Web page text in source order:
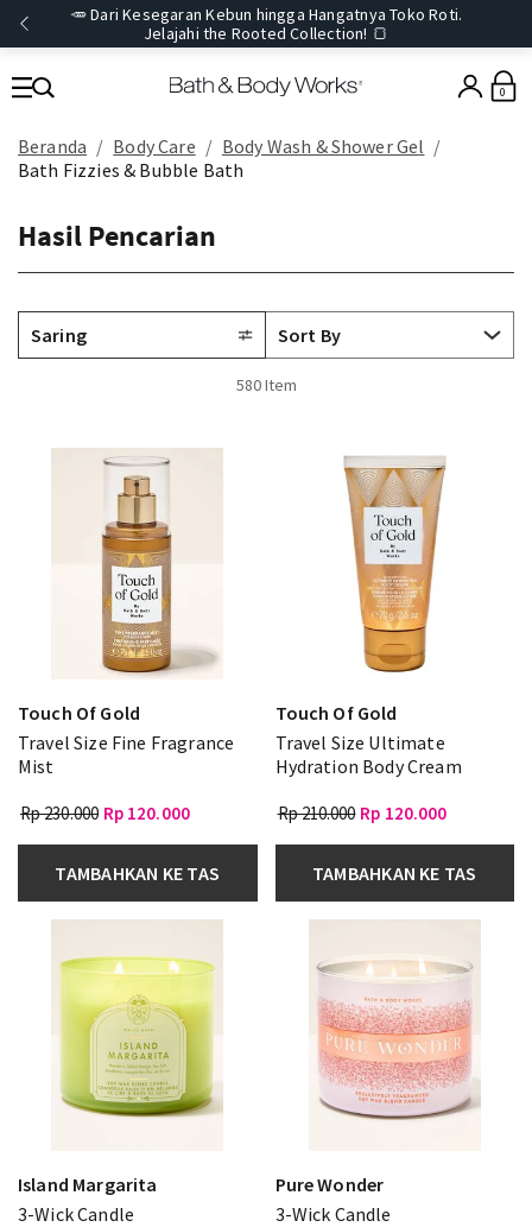
🥕 Dari Kesegaran Kebun hingga Hangatnya Toko Roti.
Jelajahi the Rooted Collection! 🍞
0
Beranda Body Care
Body Wash & Shower Gel
Bath Fizzies & Bubble Bath
Hasil Pencarian
Saring
580 Item
Touch Of Gold
Travel Size Fine Fragrance
Mist
Rp 230.000 Rp 120.000
TAMBAHKAN KE TAS
Touch Of Gold
Travel Size Ultimate
Hydration Body Cream
Rp 210.000 Rp 120.000
TAMBAHKAN KE TAS
Island Margarita
3-Wick Candle
Pure Wonder
3-Wick Candle